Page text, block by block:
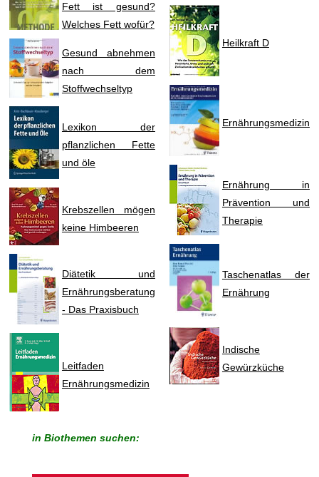
Fett ist gesund?
Welches Fett wofür?
Gesund abnehmen
nach dem
Stoffwechseltyp
Lexikon der
pflanzlichen Fette
und öle
Krebszellen mögen
keine Himbeeren
Diätetik und
Ernährungsberatung
- Das Praxisbuch
Leitfaden
Ernährungsmedizin
Heilkraft D
Ernährungsmedizin
Ernährung in
Prävention und
Therapie
Taschenatlas der
Ernährung
Indische
Gewürzküche
in Biothemen suchen: